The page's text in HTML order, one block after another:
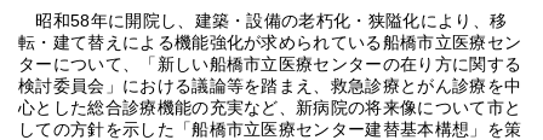
昭和58年に開院し、建築・設備の老朽化・狭隘化により、移
転・建て替えによる機能強化が求められている船橋市立医療セン
ターについて、「新しい船橋市立医療センターの在り方に関する
検討委員会」における議論等を踏まえ、救急診療とがん診療を中
心とした総合診療機能の充実など、新病院の将来像について市と
しての方針を示した「船橋市立医療センター建替基本構想」を策